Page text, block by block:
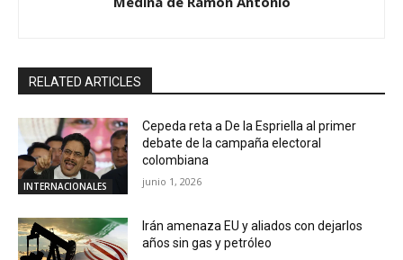
RELATED ARTICLES
INTERNACIONALES
Cepeda reta a De la Espriella al primer
debate de la campaña electoral
colombiana
junio 1, 2026
Irán amenaza EU y aliados con dejarlos
años sin gas y petróleo